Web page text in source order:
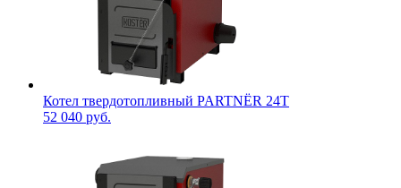
Котел твердотопливный PARTNЁR 24T
52 040 руб.